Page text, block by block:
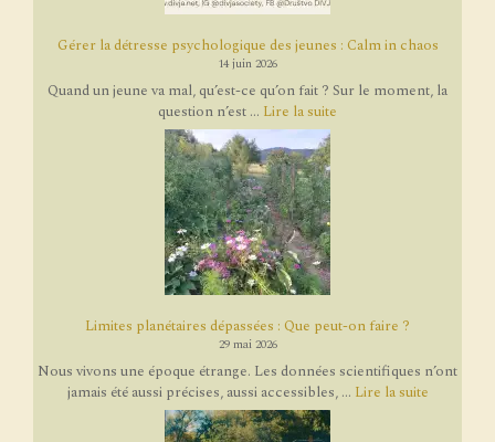
Gérer la détresse psychologique des jeunes : Calm in chaos
14 juin 2026
Quand un jeune va mal, qu’est-ce qu’on fait ? Sur le moment, la
question n’est ... Lire la suite
Limites planétaires dépassées : Que peut-on faire ?
29 mai 2026
Nous vivons une époque étrange. Les données scientifiques n’ont
jamais été aussi précises, aussi accessibles, ... Lire la suite